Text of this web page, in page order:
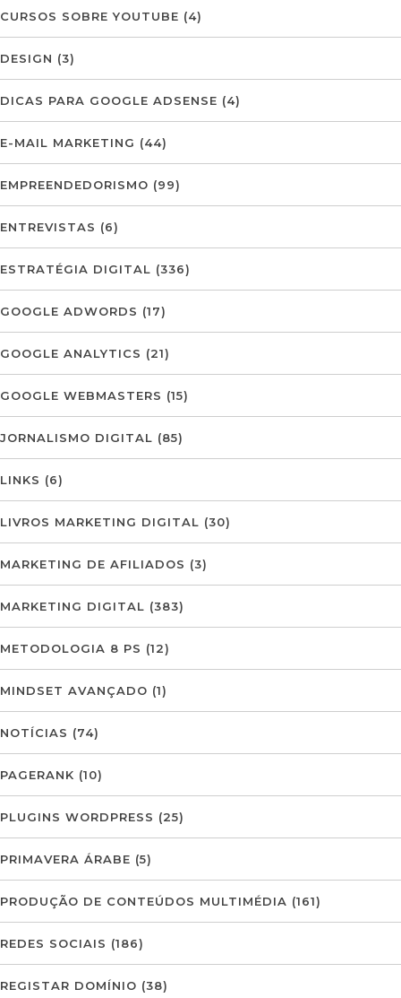
CURSOS SOBRE YOUTUBE (4)
DESIGN (3)
DICAS PARA GOOGLE ADSENSE (4)
E-MAIL MARKETING (44)
EMPREENDEDORISMO (99)
ENTREVISTAS (6)
ESTRATÉGIA DIGITAL (336)
GOOGLE ADWORDS (17)
GOOGLE ANALYTICS (21)
GOOGLE WEBMASTERS (15)
JORNALISMO DIGITAL (85)
LINKS (6)
LIVROS MARKETING DIGITAL (30)
MARKETING DE AFILIADOS (3)
MARKETING DIGITAL (383)
METODOLOGIA 8 PS (12)
MINDSET AVANÇADO (1)
NOTÍCIAS (74)
PAGERANK (10)
PLUGINS WORDPRESS (25)
PRIMAVERA ÁRABE (5)
PRODUÇÃO DE CONTEÚDOS MULTIMÉDIA (161)
REDES SOCIAIS (186)
REGISTAR DOMÍNIO (38)